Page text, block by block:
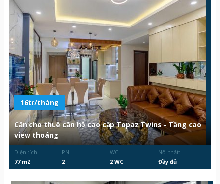
16tr/tháng
Cần cho thuê căn hộ cao cấp Topaz Twins - Tầng cao
view thoáng
Diện tích:
77 m2
PN:
2
WC:
2 WC
Nội thất:
Đầy đủ